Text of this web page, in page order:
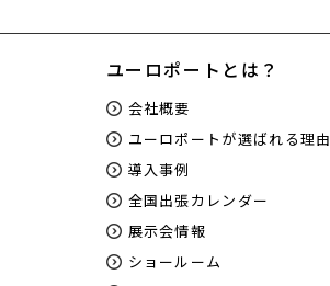
ユーロポートとは？
会社概要
ユーロポートが選ばれる理由
導入事例
全国出張カレンダー
展示会情報
ショールーム